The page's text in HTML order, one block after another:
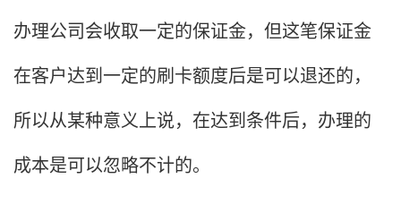
办理公司会收取一定的保证金，但这笔保证金
在客户达到一定的刷卡额度后是可以退还的，
所以从某种意义上说，在达到条件后，办理的
成本是可以忽略不计的。